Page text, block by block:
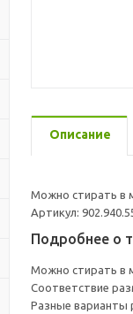
Описание
Можно стирать в
Артикул:
Подробнее о
Можно стирать в
Соответствие
Разные варианты